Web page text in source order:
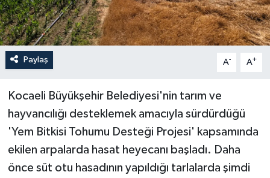
Paylaş A- A+
Kocaeli Büyükşehir Belediyesi'nin tarım ve
hayvancılığı desteklemek amacıyla sürdürdüğü
'Yem Bitkisi Tohumu Desteği Projesi' kapsamında
ekilen arpalarda hasat heyecanı başladı. Daha
önce süt otu hasadının yapıldığı tarlalarda şimdi